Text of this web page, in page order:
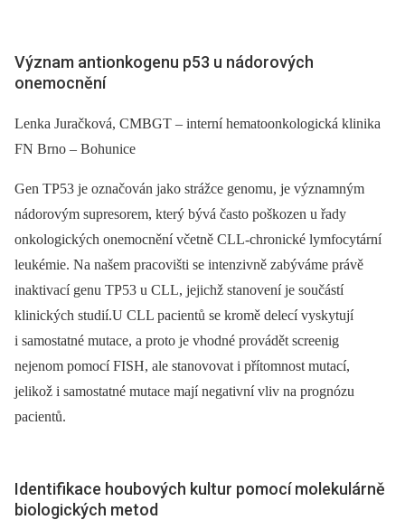
Význam antionkogenu p53 u nádorových
onemocnění
Lenka Juračková, CMBGT –⁠ interní hematoonkologická klinika
FN Brno –⁠ Bohunice
Gen TP53 je označován jako strážce genomu, je významným
nádorovým supresorem, který bývá často poškozen u řady
onkologických onemocnění včetně CLL-chronické lymfocytární
leukémie. Na našem pracovišti se intenzivně zabýváme právě
inaktivací genu TP53 u CLL, jejichž stanovení je součástí
klinických studií.U CLL pacientů se kromě delecí vyskytují
i samostatné mutace, a proto je vhodné provádět screenig
nejenom pomocí FISH, ale stanovovat i přítomnost mutací,
jelikož i samostatné mutace mají negativní vliv na prognózu
pacientů.
Identifikace houbových kultur pomocí molekulárně
biologických metod